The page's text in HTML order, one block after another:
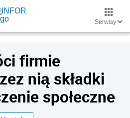
Serwisy
firmie
nią składki
społeczne